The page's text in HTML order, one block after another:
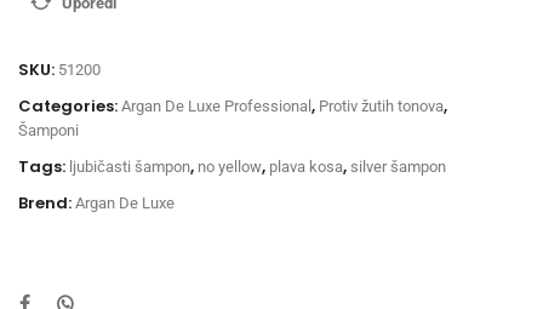
SKU: 51200
Categories: Argan De Luxe Professional, Protiv žutih tonova,
Šamponi
Tags: ljubičasti šampon, no yellow, plava kosa, silver šampon
Brend: Argan De Luxe